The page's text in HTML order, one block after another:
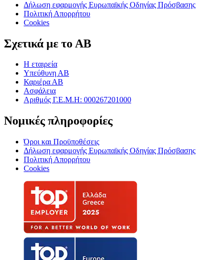
Δήλωση εφαρμογής Ευρωπαϊκής Οδηγίας Πρόσβασης
Πολιτική Απορρήτου
Cookies
Σχετικά με το ΑΒ
Η εταιρεία
Υπεύθυνη ΑΒ
Καριέρα ΑΒ
Ασφάλεια
Αριθμός Γ.Ε.Μ.Η: 000267201000
Νομικές πληροφορίες
Όροι και Προϋποθέσεις
Δήλωση εφαρμογής Ευρωπαϊκής Οδηγίας Πρόσβασης
Πολιτική Απορρήτου
Cookies